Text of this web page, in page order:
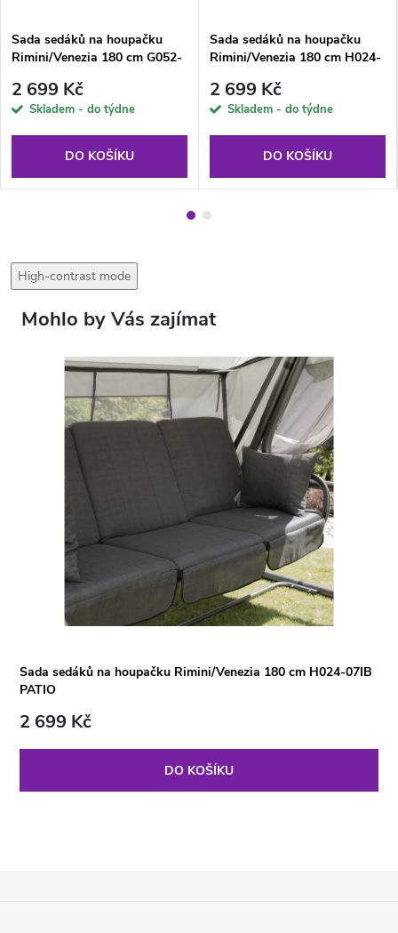
Sada sedáků na houpačku
Rimini/Venezia 180 cm G052-
2 699 Kč
Skladem - do týdne
DO KOŠÍKU
Sada sedáků na houpačku
Rimini/Venezia 180 cm H024-
2 699 Kč
Skladem - do týdne
DO KOŠÍKU
High-contrast mode
Sada sedáků na houpačku Rimini/Venezia 180 cm H024-07IB
PATIO
2 699 Kč
DO KOŠÍKU